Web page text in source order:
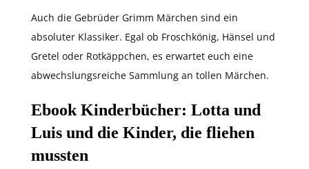
Auch die Gebrüder Grimm Märchen sind ein
absoluter Klassiker. Egal ob Froschkönig, Hänsel und
Gretel oder Rotkäppchen, es erwartet euch eine
abwechslungsreiche Sammlung an tollen Märchen.
Ebook Kinderbücher: Lotta und
Luis und die Kinder, die fliehen
mussten